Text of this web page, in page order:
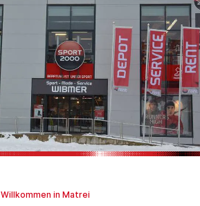
Willkommen in Matrei